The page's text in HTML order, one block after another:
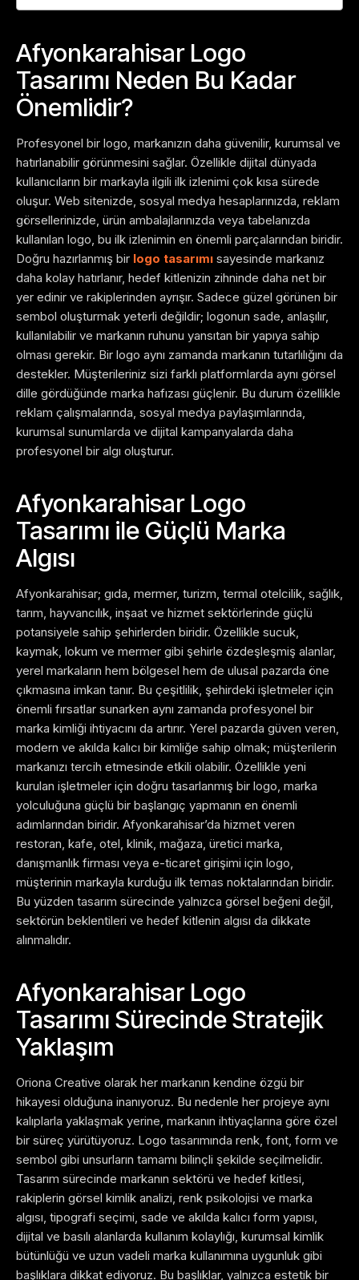
Afyonkarahisar Logo
Tasarımı Neden Bu Kadar
Önemlidir?
Profesyonel bir logo, markanızın daha güvenilir, kurumsal ve
hatırlanabilir görünmesini sağlar. Özellikle dijital dünyada
kullanıcıların bir markayla ilgili ilk izlenimi çok kısa sürede
oluşur. Web sitenizde, sosyal medya hesaplarınızda, reklam
görsellerinizde, ürün ambalajlarınızda veya tabelanızda
kullanılan logo, bu ilk izlenimin en önemli parçalarından biridir.
Doğru hazırlanmış bir logo tasarımı sayesinde markanız
daha kolay hatırlanır, hedef kitlenizin zihninde daha net bir
yer edinir ve rakiplerinden ayrışır. Sadece güzel görünen bir
sembol oluşturmak yeterli değildir; logonun sade, anlaşılır,
kullanılabilir ve markanın ruhunu yansıtan bir yapıya sahip
olması gerekir. Bir logo aynı zamanda markanın tutarlılığını da
destekler. Müşterileriniz sizi farklı platformlarda aynı görsel
dille gördüğünde marka hafızası güçlenir. Bu durum özellikle
reklam çalışmalarında, sosyal medya paylaşımlarında,
kurumsal sunumlarda ve dijital kampanyalarda daha
profesyonel bir algı oluşturur.
Afyonkarahisar Logo
Tasarımı ile Güçlü Marka
Algısı
Afyonkarahisar; gıda, mermer, turizm, termal otelcilik, sağlık,
tarım, hayvancılık, inşaat ve hizmet sektörlerinde güçlü
potansiyele sahip şehirlerden biridir. Özellikle sucuk,
kaymak, lokum ve mermer gibi şehirle özdeşleşmiş alanlar,
yerel markaların hem bölgesel hem de ulusal pazarda öne
çıkmasına imkan tanır. Bu çeşitlilik, şehirdeki işletmeler için
önemli fırsatlar sunarken aynı zamanda profesyonel bir
marka kimliği ihtiyacını da artırır. Yerel pazarda güven veren,
modern ve akılda kalıcı bir kimliğe sahip olmak; müşterilerin
markanızı tercih etmesinde etkili olabilir. Özellikle yeni
kurulan işletmeler için doğru tasarlanmış bir logo, marka
yolculuğuna güçlü bir başlangıç yapmanın en önemli
adımlarından biridir. Afyonkarahisar’da hizmet veren
restoran, kafe, otel, klinik, mağaza, üretici marka,
danışmanlık firması veya e-ticaret girişimi için logo,
müşterinin markayla kurduğu ilk temas noktalarından biridir.
Bu yüzden tasarım sürecinde yalnızca görsel beğeni değil,
sektörün beklentileri ve hedef kitlenin algısı da dikkate
alınmalıdır.
Afyonkarahisar Logo
Tasarımı Sürecinde Stratejik
Yaklaşım
Oriona Creative olarak her markanın kendine özgü bir
hikayesi olduğuna inanıyoruz. Bu nedenle her projeye aynı
kalıplarla yaklaşmak yerine, markanın ihtiyaçlarına göre özel
bir süreç yürütüyoruz. Logo tasarımında renk, font, form ve
sembol gibi unsurların tamamı bilinçli şekilde seçilmelidir.
Tasarım sürecinde markanın sektörü ve hedef kitlesi,
rakiplerin görsel kimlik analizi, renk psikolojisi ve marka
algısı, tipografi seçimi, sade ve akılda kalıcı form yapısı,
dijital ve basılı alanlarda kullanım kolaylığı, kurumsal kimlik
bütünlüğü ve uzun vadeli marka kullanımına uygunluk gibi
başlıklara dikkat ediyoruz. Bu başlıklar, yalnızca estetik bir